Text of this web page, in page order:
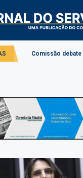
debate aplicação da